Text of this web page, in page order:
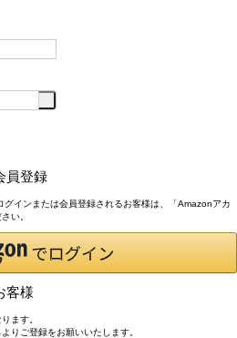
員登録
インまたは会員登録されるお客様は、「Amazonアカ
い。
客様
ます。
りご登録をお願いいたします。